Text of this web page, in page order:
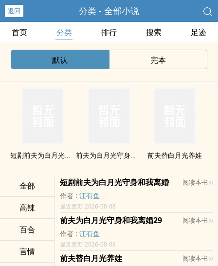
返回 分类 - 全部小说
首页 分类 排行 搜索 足迹
默认 完本
短剧前夫为白月光守身和我离婚 前夫为白月光守身和我离婚29 前夫替白月光养娃
全部
高辣
百合
言情
短剧前夫为白月光守身和我离婚 阅读本书
作者 : 江有鱼
最近更新 2026-08-08
前夫为白月光守身和我离婚29 阅读本书
作者 : 江有鱼
最近更新 2026-08-08
前夫替白月光养娃 阅读本书